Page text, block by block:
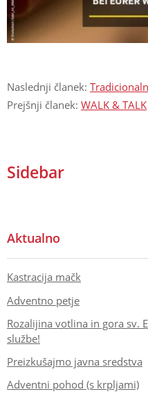
Naslednji članek:
Prejšnji članek: WALK & TALK
Sidebar
Aktualno
Kastracija mačk
Adventno petje
Rozalijina votlina in gora sv.
službe!
Preizkušajmo javna sredstva
Adventni pohod (s krpljami)